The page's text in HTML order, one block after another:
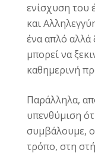
ενίσχυση του
και
ένα απλό αλλά
μπορεί να
καθημερινή
Παράλληλα,
υπενθύμιση
συμβάλουμε, ο
τρόπο, στη